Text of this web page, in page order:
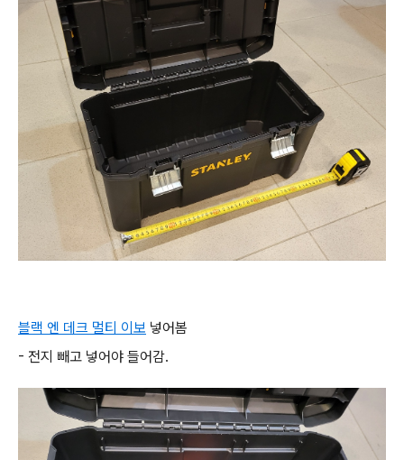
블랙 엔 데크 멀티 이보 넣어봄
- 전지 빼고 넣어야 들어감.